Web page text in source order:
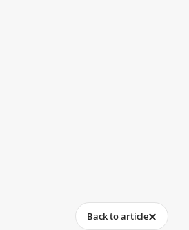
Back to article